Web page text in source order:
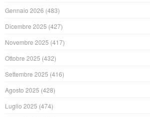
Gennaio 2026 (483)
Dicembre 2025 (427)
Novembre 2025 (417)
Ottobre 2025 (432)
Settembre 2025 (416)
Agosto 2025 (428)
Luglio 2025 (474)